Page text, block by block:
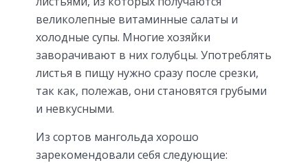
великолепные витаминные салаты и
холодные супы. Многие хозяйки
заворачивают в них голубцы. Употреблять
листья в пищу нужно сразу после срезки,
так как, полежав, они становятся грубыми
и невкусными.
Из сортов мангольда хорошо
зарекомендовали себя следующие: